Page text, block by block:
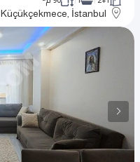
Küçükçekmece, İstanbul